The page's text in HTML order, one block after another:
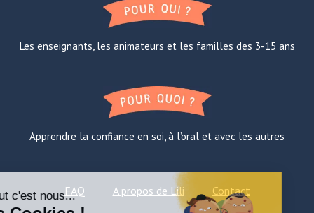
Les enseignants, les animateurs et les familles des 3-15 ans
Apprendre la confiance en soi, à l’oral et avec les autres
FAQ A propos de Lili
Contact